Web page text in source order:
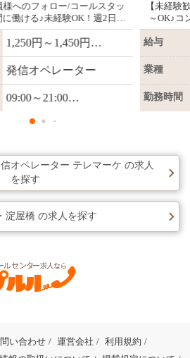
様へのフォロー/コールスタッ
働ける♪未経験OK！週2日～
適通勤！＼初めてでも安心ス
タート／
1,250円～1,450円
《給与例》
◇９～18時 時給1250
円＋インセンティブ
円＋インセンティブ
◆インセンティブあり
入社後3か月目から支給
り最大月3万円）
※随時、インセンティ
◆残業手当あり
発信オペレーター
09:00～21:00
9.5時間で勤務可能！
始業時間は9時～、10時
～、
18時～から選べます。
ついては
ご相談に応じます。
◇基本的には残業なし♪
◇お客様対応の都合
【未経験
～OK♪コ
給与
業種
勤務時間
オペレーター テレマーケ の求人
を探す
淀屋橋 の求人を探す
い合わせ 運営会社
利用規約